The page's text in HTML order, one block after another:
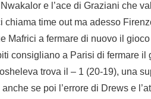
e l’ace di Graziani che
chiama time out ma adesso
Mafrici a fermare di nuovo il
consigliano a Parisi di fermare il
trova il – 1 (20-19), una
se poi l’errore di Drews e